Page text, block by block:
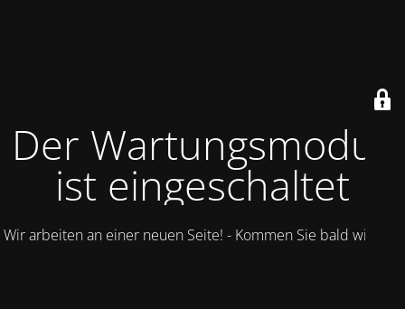
Der Wartungsmodus
ist eingeschaltet
Wir arbeiten an einer neuen Seite! - Kommen Sie bald wieder.